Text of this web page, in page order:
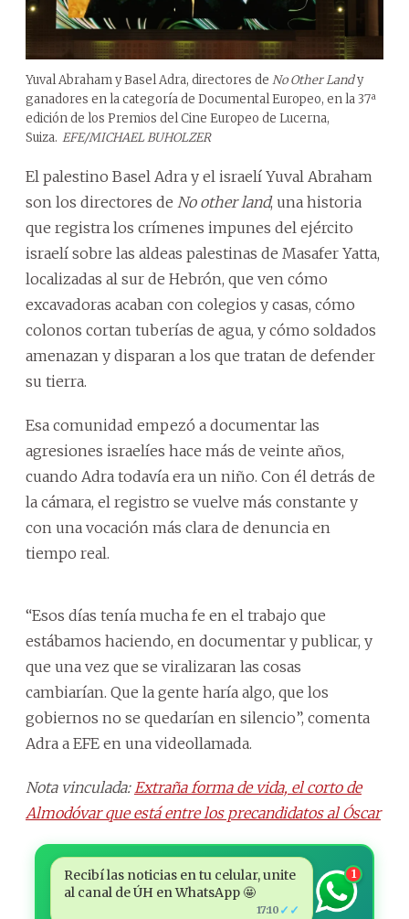
Yuval Abraham y Basel Adra, directores de No Other Landy
ganadores en la categoría de Documental Europeo, en la 37ª
edición de los Premios del Cine Europeo de Lucerna,
Suiza. EFE/MICHAEL BUHOLZER
El palestino Basel Adra y el israelí Yuval Abraham
son los directores de No other land, una historia
que registra los crímenes impunes del ejército
israelí sobre las aldeas palestinas de Masafer Yatta,
localizadas al sur de Hebrón, que ven cómo
excavadoras acaban con colegios y casas, cómo
colonos cortan tuberías de agua, y cómo soldados
amenazan y disparan a los que tratan de defender
su tierra.
Esa comunidad empezó a documentar las
agresiones israelíes hace más de veinte años,
cuando Adra todavía era un niño. Con él detrás de
la cámara, el registro se vuelve más constante y
con una vocación más clara de denuncia en
tiempo real.
“Esos días tenía mucha fe en el trabajo que
estábamos haciendo, en documentar y publicar, y
que una vez que se viralizaran las cosas
cambiarían. Que la gente haría algo, que los
gobiernos no se quedarían en silencio”, comenta
Adra a EFE en una videollamada.
Nota vinculada: Extraña forma de vida, el corto de
Almodóvar que está entre los precandidatos al Óscar
Recibí las noticias en tu celular, unite
al canal de ÚH en WhatsApp 🤩
17:10 ✓✓
1